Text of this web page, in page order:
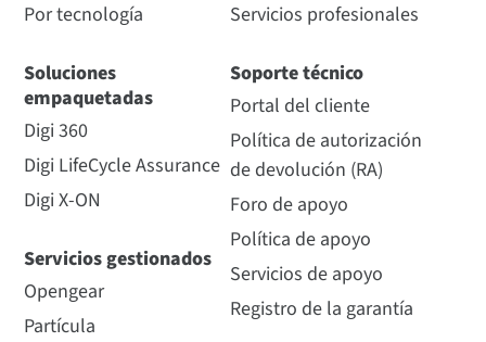
Por tecnología
Soluciones
empaquetadas
Digi 360
Digi LifeCycle Assurance
Digi X-ON
Servicios gestionados
Opengear
Partícula
Servicios profesionales
Soporte técnico
Portal del cliente
Política de autorización
de devolución (RA)
Foro de apoyo
Política de apoyo
Servicios de apoyo
Registro de la garantía